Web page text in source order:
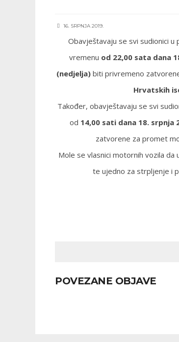
16. SRPNJA 2019.
Obavještavaju se svi sudionici
vremenu od 22,00 sata dana
(nedjelja) biti privremeno
Hrvatskih
Također, obavještavaju se svi
od 14,00 sati dana 18.
zatvorene za promet
Mole se vlasnici motornih vozila da
te ujedno za strpljenje i
POVEZANE OBJAVE